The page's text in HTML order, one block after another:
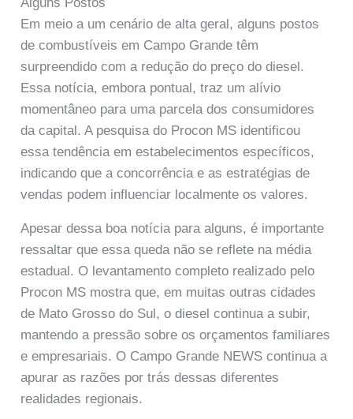
Em meio a um cenário de alta geral, alguns postos
de combustíveis em Campo Grande têm
surpreendido com a redução do preço do diesel.
Essa notícia, embora pontual, traz um alívio
momentâneo para uma parcela dos consumidores
da capital. A pesquisa do Procon MS identificou
essa tendência em estabelecimentos específicos,
indicando que a concorrência e as estratégias de
vendas podem influenciar localmente os valores.
Apesar dessa boa notícia para alguns, é importante
ressaltar que essa queda não se reflete na média
estadual. O levantamento completo realizado pelo
Procon MS mostra que, em muitas outras cidades
de Mato Grosso do Sul, o diesel continua a subir,
mantendo a pressão sobre os orçamentos familiares
e empresariais. O Campo Grande NEWS continua a
apurar as razões por trás dessas diferentes
realidades regionais.